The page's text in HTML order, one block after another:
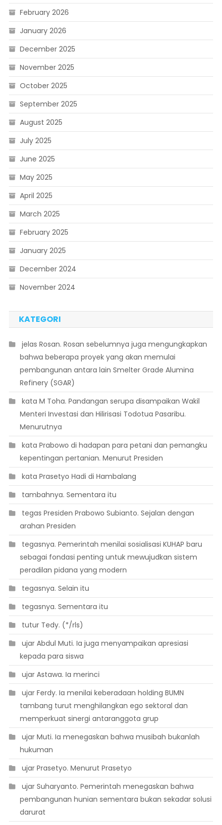
February 2026
January 2026
December 2025
November 2025
October 2025
September 2025
August 2025
July 2025
June 2025
May 2025
April 2025
March 2025
February 2025
January 2025
December 2024
November 2024
KATEGORI
 jelas Rosan. Rosan sebelumnya juga mengungkapkan
bahwa beberapa proyek yang akan memulai
pembangunan antara lain Smelter Grade Alumina
Refinery (SGAR)
 kata M Toha. Pandangan serupa disampaikan Wakil
Menteri Investasi dan Hilirisasi Todotua Pasaribu.
Menurutnya
 kata Prabowo di hadapan para petani dan pemangku
kepentingan pertanian. Menurut Presiden
 kata Prasetyo Hadi di Hambalang
 tambahnya. Sementara itu
 tegas Presiden Prabowo Subianto. Sejalan dengan
arahan Presiden
 tegasnya. Pemerintah menilai sosialisasi KUHAP baru
sebagai fondasi penting untuk mewujudkan sistem
peradilan pidana yang modern
 tegasnya. Selain itu
 tegasnya. Sementara itu
 tutur Tedy. (*/rls)
 ujar Abdul Muti. Ia juga menyampaikan apresiasi
kepada para siswa
 ujar Astawa. Ia merinci
 ujar Ferdy. Ia menilai keberadaan holding BUMN
tambang turut menghilangkan ego sektoral dan
memperkuat sinergi antaranggota grup
 ujar Muti. Ia menegaskan bahwa musibah bukanlah
hukuman
 ujar Prasetyo. Menurut Prasetyo
 ujar Suharyanto. Pemerintah menegaskan bahwa
pembangunan hunian sementara bukan sekadar solusi
darurat